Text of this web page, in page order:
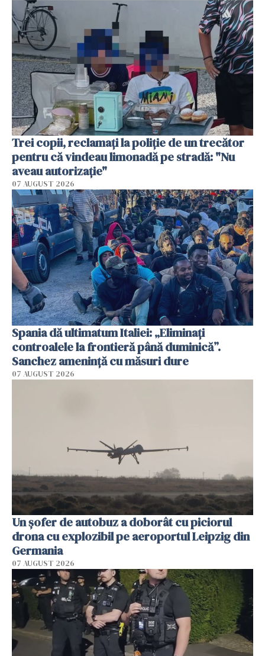
Trei copii, reclamați la poliție de un trecător
pentru că vindeau limonadă pe stradă: "Nu
aveau autorizație"
07 AUGUST 2026
Spania dă ultimatum Italiei: „Eliminați
controalele la frontieră până duminică”.
Sanchez amenință cu măsuri dure
07 AUGUST 2026
Un șofer de autobuz a doborât cu piciorul
drona cu explozibil pe aeroportul Leipzig din
Germania
07 AUGUST 2026